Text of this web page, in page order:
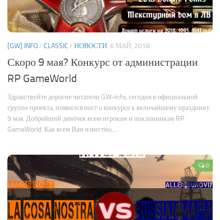
[GW] INFO/ CLASSIC / НОВОСТИ 6 МАЙ, 2018
Скоро 9 мая? Конкурс от администрации
RP GameWorld
Здравствуйте дорогие читатели GW-info, сегодня в официальной
группе проекта, появился пост о конкурсе к величайшему празднику
9 мая. Добрейший денёчек всем игрокам и поклонникам RP
GameWorld. Как всем Вам известно,...
0